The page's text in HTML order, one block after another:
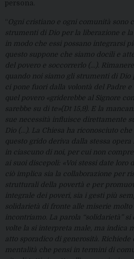
persona.
“Ogni cristiano e ogni comunità sono
strumenti di Dio per la liberazione e
in modo che essi possano integrarsi
questo suppone che siamo docili e
del povero e soccorrerlo (…).
quando noi siamo gli strumenti di Dio
ci pone fuori dalla volontà del Padre
quel povero «griderebbe al Signore
sarebbe su di te»(Dt 15,9). E la
sue necessità influisce direttamente
Dio (…). La Chiesa ha riconosciuto che
questo grido deriva dalla stessa
in ciascuno di noi, per cui non
ai suoi discepoli: «Voi stessi date loro
ciò implica sia la collaborazione per
strutturali della povertà e per
integrale dei poveri, sia i gesti più
solidarietà di fronte alle miserie molto
incontriamo. La parola “solidarietà” si
volte la si interpreta male, ma indica
atto sporadico di generosità. Richiede
mentalità che pensi in termini di